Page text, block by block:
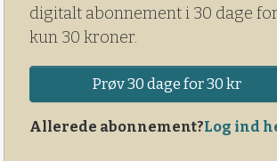
digitalt abonnement i 30 dage for
kun 30 kroner.
Prøv 30 dage for 30 kr
Allerede abonnement?Log ind